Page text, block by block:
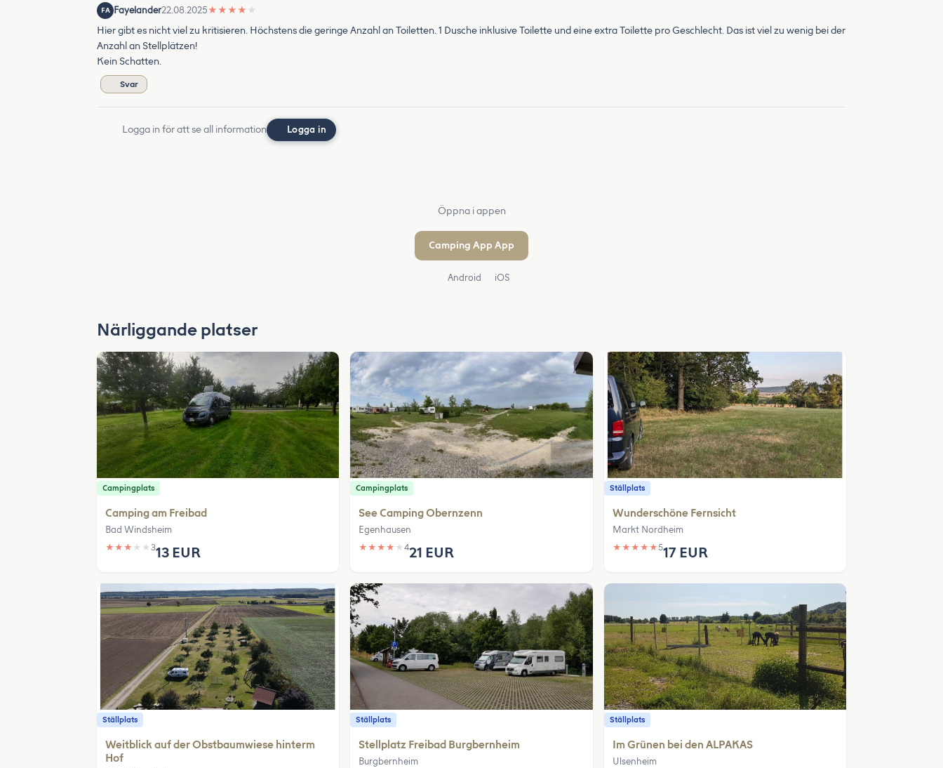
FA Fayelander22.08.2025★ ★ ★ ★ ★
Hier gibt es nicht viel zu kritisieren. Höchstens die geringe Anzahl an Toiletten. 1 Dusche inklusive Toilette und eine extra Toilette pro Geschlecht. Das ist viel zu wenig bei der
Anzahl an Stellplätzen!
Kein Schatten.
Svar
Logga in för att se all information Logga in
Öppna i appen
Camping App App
Android iOS
Närliggande platser
Campingplats
Camping am Freibad
Bad Windsheim
★ ★ ★ ★ ★ 313 EUR
Campingplats
See Camping Obernzenn
Egenhausen
★ ★ ★ ★ ★421 EUR
Ställplats
Wunderschöne Fernsicht
Markt Nordheim
★ ★ ★ ★ ★517 EUR
Ställplats
Weitblick auf der Obstbaumwiese hinterm
Hof
Ställplats
Stellplatz Freibad Burgbernheim
Burgbernheim
Ställplats
Im Grünen bei den ALPAKAS
Ulsenheim